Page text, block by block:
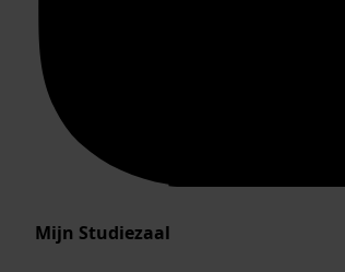
Mijn Studiezaal